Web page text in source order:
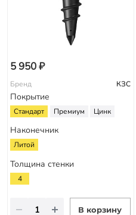
5 950 ₽
Бренд КЗС
Покрытие
Стандарт Премиум Цинк
Наконечник
Литой
Толщина стенки
4
В корзину